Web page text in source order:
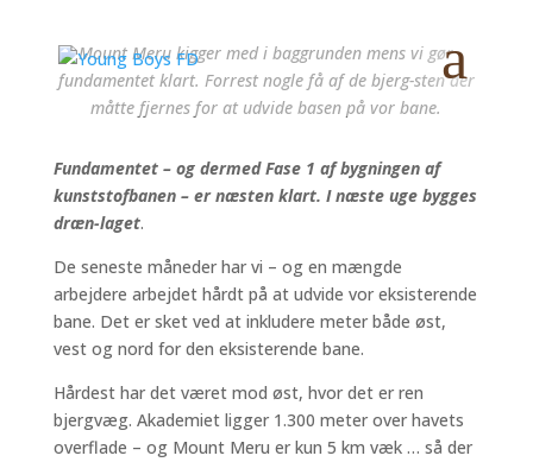
Mount Meru kigger med i baggrunden mens vi gør
fundamentet klart. Forrest nogle få af de bjerg-sten der
måtte fjernes for at udvide basen på vor bane.
Fundamentet – og dermed Fase 1 af bygningen af
kunststofbanen – er næsten klart. I næste uge bygges
dræn-laget.
De seneste måneder har vi – og en mængde
arbejdere arbejdet hårdt på at udvide vor eksisterende
bane. Det er sket ved at inkludere meter både øst,
vest og nord for den eksisterende bane.
Hårdest har det været mod øst, hvor det er ren
bjergvæg. Akademiet ligger 1.300 meter over havets
overflade – og Mount Meru er kun 5 km væk … så der